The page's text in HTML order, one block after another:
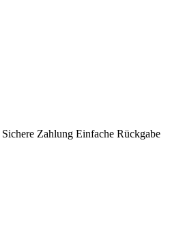
Sichere Zahlung Einfache Rückgabe